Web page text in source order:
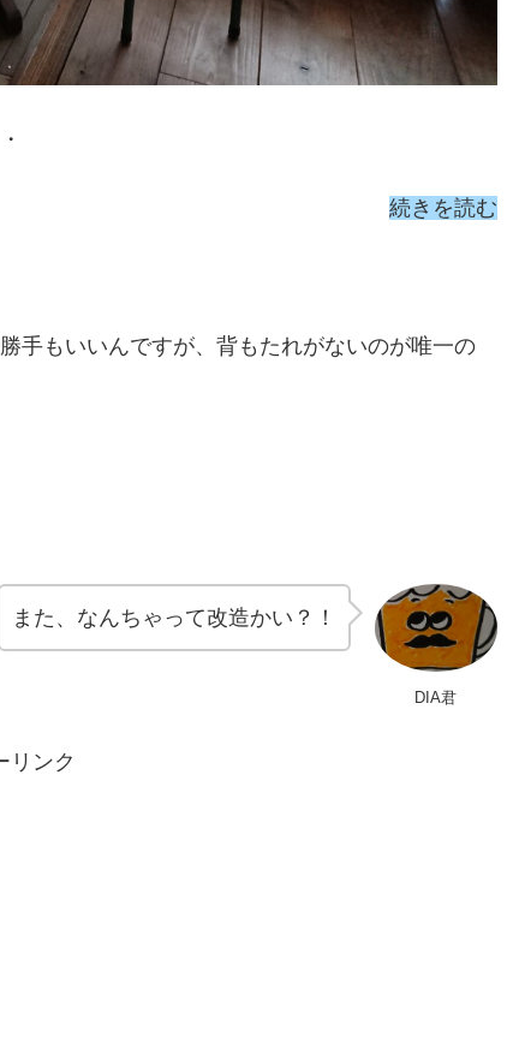
続きを読む
手もいいんですが、背もたれがないのが唯一の
DIA君
また、なんちゃって改造かい？！
リンク